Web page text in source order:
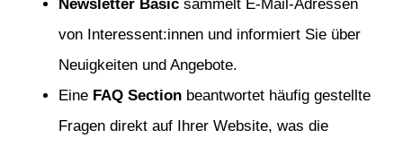
Newsletter Basic sammelt E-Mail-Adressen
von Interessent:innen und informiert Sie über
Neuigkeiten und Angebote.
Eine FAQ Section beantwortet häufig gestellte
Fragen direkt auf Ihrer Website, was die